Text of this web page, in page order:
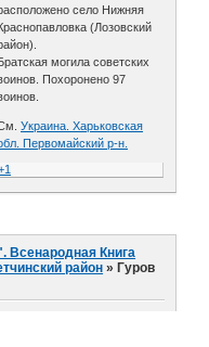
село Нижняя
(Лозовский
могила советских
Похоронено 97
Украина. Харьковская
Первомайский р-н.
Всенародная Книга
район » Гуров